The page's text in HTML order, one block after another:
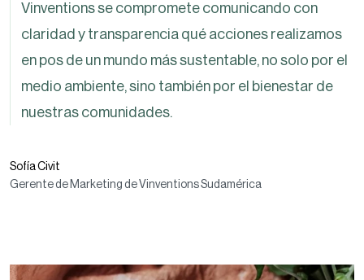
Vinventions se compromete comunicando con
claridad y transparencia qué acciones realizamos
en pos de un mundo más sustentable, no solo por el
medio ambiente, sino también por el bienestar de
nuestras comunidades.
Sofía Civit
Gerente de Marketing de Vinventions Sudamérica